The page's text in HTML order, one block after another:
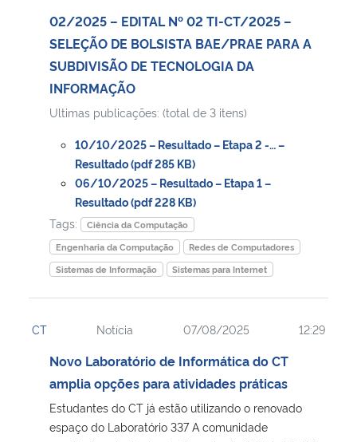
02/2025 – EDITAL Nº 02 TI-CT/2025 –
SELEÇÃO DE BOLSISTA BAE/PRAE PARA A
SUBDIVISÃO DE TECNOLOGIA DA
INFORMAÇÃO
Ultimas publicações: (total de 3 itens)
10/10/2025 – Resultado – Etapa 2 -… –
Resultado (pdf 285 KB)
06/10/2025 – Resultado – Etapa 1 –
Resultado (pdf 228 KB)
Tags:
Ciência da Computação
Engenharia da Computação
Redes de Computadores
Sistemas de Informação
Sistemas para Internet
CT Notícia 07/08/2025 12:29
Novo Laboratório de Informática do CT
amplia opções para atividades práticas
Estudantes do CT já estão utilizando o renovado
espaço do Laboratório 337 A comunidade